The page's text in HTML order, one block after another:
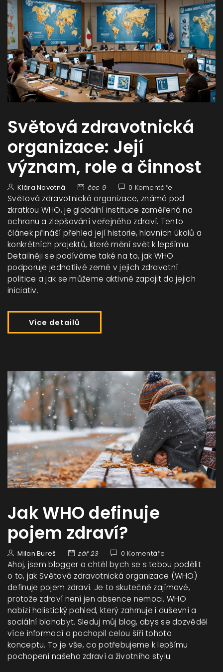
Světová zdravotnická
organizace: Její
význam, role a činnost
Klára Novotná čec 9 0 Komentáře
Světová zdravotnická organizace, známá pod
zkratkou WHO, je globální instituce zaměřená na
ochranu a zlepšování veřejného zdraví. Tento
článek přináší přehled její historie, hlavních úkolů a
konkrétních projektů, které mění svět k lepšímu.
Detailněji se podíváme také na to, jak WHO
podporuje jednotlivé země v jejich zdravotní
politice a jak se můžeme aktivně zapojit do jejich
iniciativ.
Více detailů
Jak WHO definuje
pojem zdraví?
Milan Bureš zář 23 0 Komentáře
Ahoj, jsem blogger a chtěl bych se s tebou podělit
o to, jak Světová zdravotnická organizace (WHO)
definuje pojem zdraví. Je to skutečně zajímavé,
protože zdraví není jen absence nemoci. WHO
nabízí holistický pohled, který zahrnuje i duševní a
sociální blahobyt. Sleduj můj blog, abys se dozvěděl
více informací a pochopil celou šíři tohoto
konceptu. To je vše, co potřebujeme k lepšímu
pochopení našeho zdraví a životního stylu.